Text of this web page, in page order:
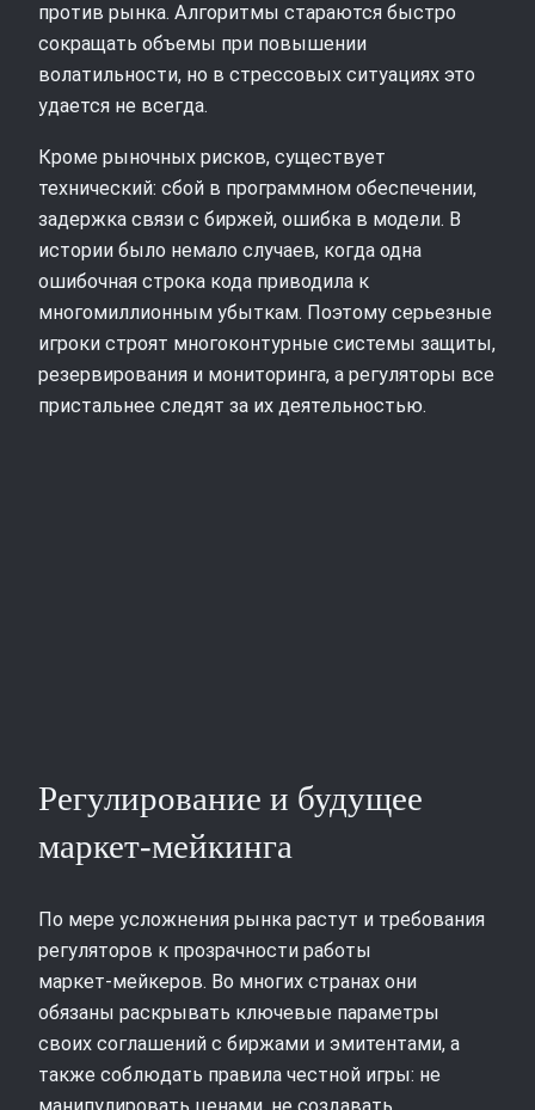
против рынка. Алгоритмы стараются быстро
сокращать объемы при повышении
волатильности, но в стрессовых ситуациях это
удается не всегда.
Кроме рыночных рисков, существует
технический: сбой в программном обеспечении,
задержка связи с биржей, ошибка в модели. В
истории было немало случаев, когда одна
ошибочная строка кода приводила к
многомиллионным убыткам. Поэтому серьезные
игроки строят многоконтурные системы защиты,
резервирования и мониторинга, а регуляторы все
пристальнее следят за их деятельностью.
Регулирование и будущее
маркет‑мейкинга
По мере усложнения рынка растут и требования
регуляторов к прозрачности работы
маркет‑мейкеров. Во многих странах они
обязаны раскрывать ключевые параметры
своих соглашений с биржами и эмитентами, а
также соблюдать правила честной игры: не